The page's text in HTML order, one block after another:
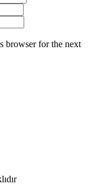
browser for the next